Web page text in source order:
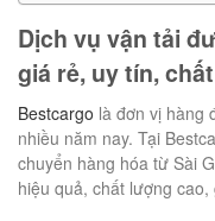
Dịch vụ vận tải
giá rẻ, uy tín,
Bestcargo là đơn vị hàng
nhiều năm nay. Tại
chuyển hàng hóa từ Sài
hiệu quả, chất lượng cao,